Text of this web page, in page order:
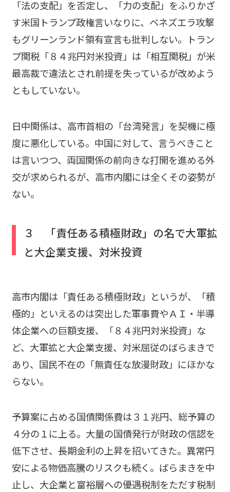
「法の支配」を否定し、「力の支配」をふりかざ
す米国トランプ政権言いなりに、ベネズエラ攻撃
もグリーンランド領有宣言も批判しない。トラン
プ関税「８４兆円対米投資」は「相互関税」が米
最高裁で違法とされ前提を失っているが改めよう
ともしていない。
日中関係は、高市首相の「台湾発言」を契機に極
度に悪化している。中国に対して、言うべきこと
は言いつつ、両国関係の前向きな打開を進める外
交が求められるが、高市内閣には全くその姿勢が
ない。
３ 「責任ある積極財政」の名で大軍拡
と大企業支援、対米投資
高市内閣は「責任ある積極財政」というが、「積
極的」といえるのは突出した軍事費やＡＩ・半導
体企業への巨額支援、「８４兆円対米投資」な
ど、大軍拡と大企業支援、対米屈従のばらまきで
あり、国民不在の「無責任な放漫財政」にほかな
らない。
予算案に占める国債関係費は３１兆円、総予算の
４分の１に上る。大量の国債発行が財政の信認を
低下させ、長期金利の上昇を招いてきた。異常円
安による物価高騰のリスクも続く。ばらまきを中
止し、大企業と富裕層への優遇税制をただす税制